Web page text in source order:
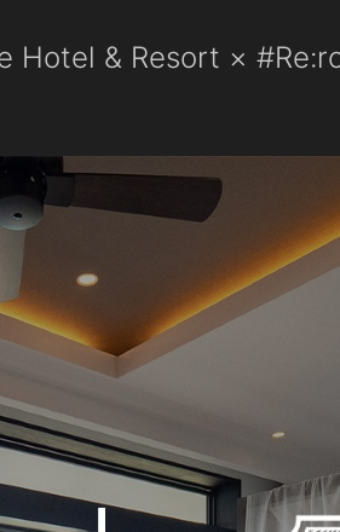
Hotel & Resort ×